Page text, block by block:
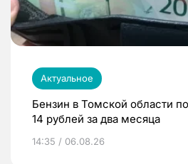
Актуальное
Бензин в Томской области
14 рублей за два месяца
14:35 / 06.08.26